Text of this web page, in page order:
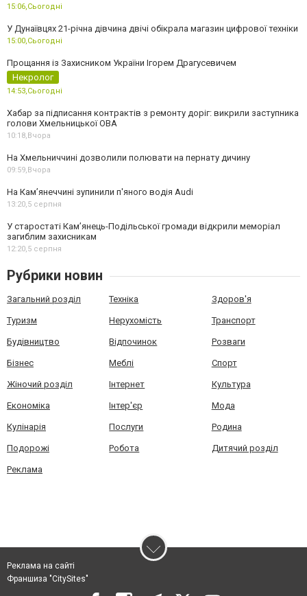
15:06, Сьогодні
У Дунаївцях 21-річна дівчина двічі обікрала магазин цифрової техніки
15:00, Сьогодні
Прощання із Захисником України Ігорем Драгусевичем
Некролог
14:53, Сьогодні
Хабар за підписання контрактів з ремонту доріг: викрили заступника
голови Хмельницької ОВА
10:18, Вчора
На Хмельниччині дозволили полювати на пернату дичину
09:59, Вчора
На Камʼянеччині зупинили п'яного водія Audi
13:20, 5 серпня
У старостаті Кам’янець-Подільської громади відкрили меморіал
загиблим захисникам
12:20, 5 серпня
Рубрики новин
Загальний розділ Техніка Здоров'я
Туризм Нерухомість Транспорт
Будівництво Відпочинок Розваги
Бізнес Меблі Спорт
Жіночий розділ Інтернет Культура
Економіка Інтер'єр Мода
Кулінарія Послуги Родина
Подорожі Робота Дитячий розділ
Реклама
Реклама на сайті
Франшиза "CitySites"